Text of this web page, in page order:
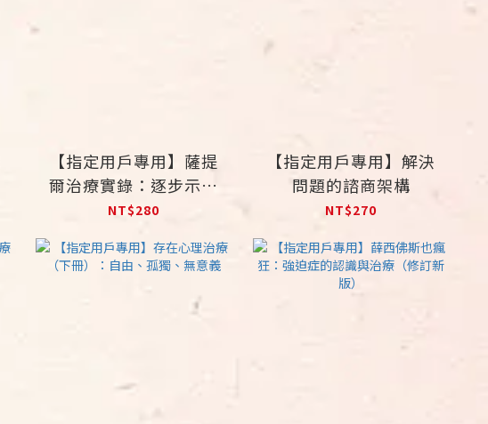
【指定用戶專用】薩提
爾治療實錄：逐步示範
與解析
NT$280
【指定用戶專用】解決
問題的諮商架構
NT$270